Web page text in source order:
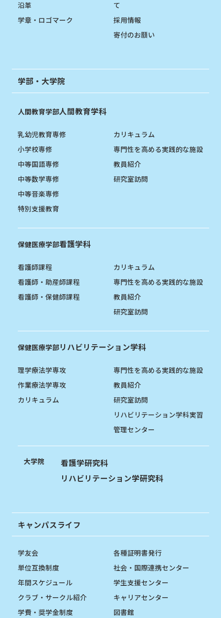
沿革
学章・ロゴマーク
て
採用情報
寄付のお願い
学部・大学院
人間教育学部人間教育学科
乳幼児教育専修
小学校専修
中等国語専修
中等数学専修
中等音楽専修
特別支援教育
カリキュラム
専門性を高める実践的な施設
教員紹介
研究室訪問
保健医療学部看護学科
看護師課程
看護師・助産師課程
看護師・保健師課程
カリキュラム
専門性を高める実践的な施設
教員紹介
研究室訪問
保健医療学部リハビリテーション学科
理学療法学専攻
作業療法学専攻
カリキュラム
専門性を高める実践的な施設
教員紹介
研究室訪問
リハビリテーション学科実習
管理センター
大学院
看護学研究科
リハビリテーション学研究科
キャンパスライフ
学友会
単位互換制度
年間スケジュール
クラブ・サークル紹介
学費・奨学金制度
各種証明書発行
社会・国際連携センター
学生支援センター
キャリアセンター
図書館